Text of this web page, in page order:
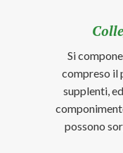
Si
compreso il
supplenti,
possono